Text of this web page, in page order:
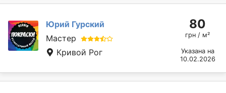
Юрий Гурский
Мастер
Кривой Рог
80
грн / м²
Указана на
10.02.2026